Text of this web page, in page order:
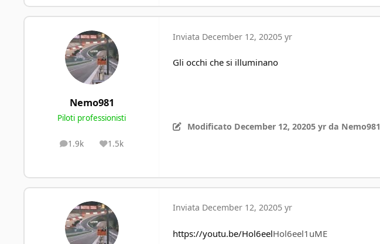
Nemo981
Piloti professionisti
1.9k
posts 1.5k
Reputation
Inviata December 12, 20205 yr
Gli occhi che si illuminano
Modificato December 12, 20205 yrda Nemo981
Inviata December 12, 20205 yr
https://youtu.be/Hol6eelHol6eel1uME